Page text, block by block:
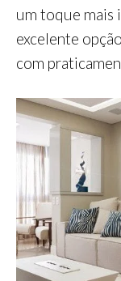
um toque mais
excelente
com